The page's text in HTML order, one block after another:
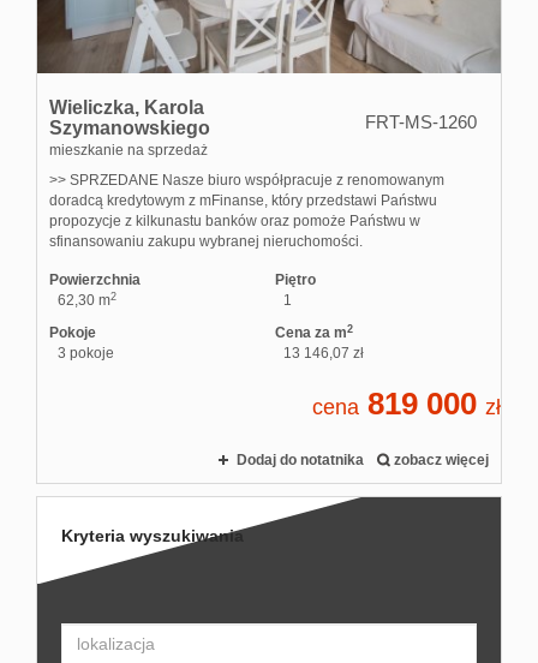
Wieliczka, Karola
Szymanowskiego
mieszkanie na sprzedaż
FRT-MS-1260
>> SPRZEDANE Nasze biuro współpracuje z renomowanym
doradcą kredytowym z mFinanse, który przedstawi Państwu
propozycje z kilkunastu banków oraz pomoże Państwu w
sfinansowaniu zakupu wybranej nieruchomości.
Powierzchnia
62,30 m2
Piętro
1
Pokoje
3 pokoje
Cena za m2
13 146,07 zł
cena 819 000 zł
Dodaj do notatnika zobacz więcej
Kryteria wyszukiwania